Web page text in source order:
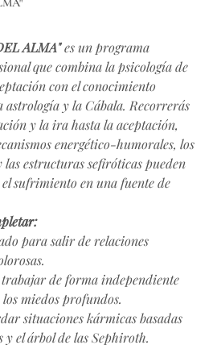
ALMA"es un programa
que combina la psicología de
con el conocimiento
astrología y la Cábala. Recorrerás
y la ira hasta la aceptación,
energético-humorales, los
estructuras sefiróticas pueden
sufrimiento en una fuente de
para salir de relaciones
de forma independiente
miedos profundos.
situaciones kármicas basadas
y el árbol de las Sephiroth.